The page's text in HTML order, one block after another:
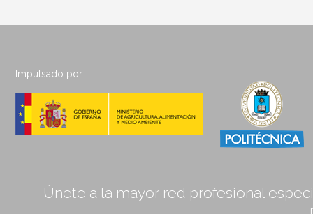
Impulsado por:
Únete a la mayor red profesional